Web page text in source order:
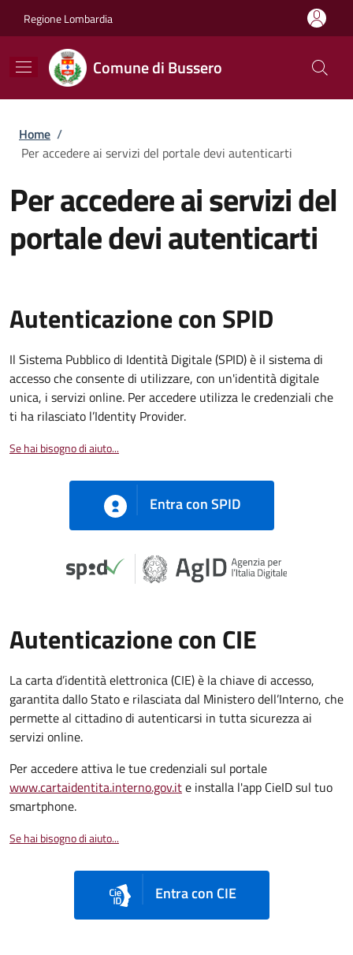
Regione Lombardia
Comune di Bussero
Briciole di pane
Home /
Per accedere ai servizi del portale devi autenticarti
Per accedere ai servizi del
portale devi autenticarti
Autenticazione con SPID
Il Sistema Pubblico di Identità Digitale (SPID) è il sistema di
accesso che consente di utilizzare, con un'identità digitale
unica, i servizi online. Per accedere utilizza le credenziali che
ti ha rilasciato l’Identity Provider.
Se hai bisogno di aiuto...
Entra con SPID
Autenticazione con CIE
La carta d’identità elettronica (CIE) è la chiave di accesso,
garantita dallo Stato e rilasciata dal Ministero dell’Interno, che
permette al cittadino di autenticarsi in tutta sicurezza ai
servizi online.
Per accedere attiva le tue credenziali sul portale
www.cartaidentita.interno.gov.ite installa l'app CieID sul tuo
smartphone.
Se hai bisogno di aiuto...
Entra con CIE